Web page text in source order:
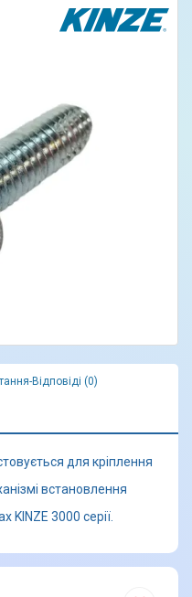
Відповіді (0)
для кріплення
встановлення
KINZE 3000 серії.